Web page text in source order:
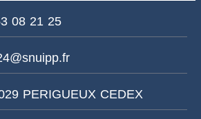
08 21 25
PERIGUEUX CEDEX